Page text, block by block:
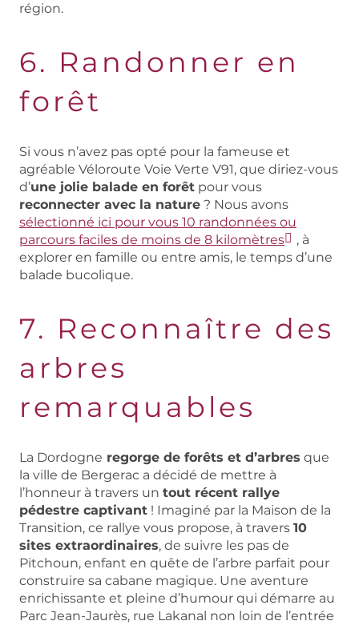
région.
6. Randonner en
forêt
Si vous n’avez pas opté pour la fameuse et
agréable Véloroute Voie Verte V91, que diriez-vous
d’une jolie balade en forêt pour vous
reconnecter avec la nature ? Nous avons
sélectionné ici pour vous 10 randonnées ou
parcours faciles de moins de 8 kilomètres
, à
explorer en famille ou entre amis, le temps d’une
balade bucolique.
7. Reconnaître des
arbres
remarquables
La Dordogne regorge de forêts et d’arbres que
la ville de Bergerac a décidé de mettre à
l’honneur à travers un tout récent rallye
pédestre captivant ! Imaginé par la Maison de la
Transition, ce rallye vous propose, à travers 10
sites extraordinaires, de suivre les pas de
Pitchoun, enfant en quête de l’arbre parfait pour
construire sa cabane magique. Une aventure
enrichissante et pleine d’humour qui démarre au
Parc Jean-Jaurès, rue Lakanal non loin de l’entrée